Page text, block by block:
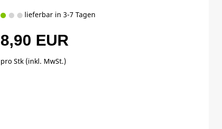
lieferbar in 3-7 Tagen
8,90 EUR
pro Stk (inkl. MwSt.)